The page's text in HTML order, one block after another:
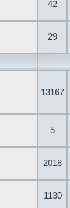
42
29
13167
5
2018
1130